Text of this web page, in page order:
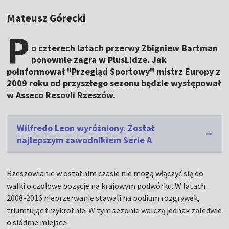
Mateusz Górecki
P o czterech latach przerwy Zbigniew Bartman
ponownie zagra w PlusLidze. Jak
poinformował "Przegląd Sportowy" mistrz Europy z
2009 roku od przyszłego sezonu będzie występował
w Asseco Resovii Rzeszów.
Wilfredo Leon wyróżniony. Został
najlepszym zawodnikiem Serie A
Rzeszowianie w ostatnim czasie nie mogą włączyć się do
walki o czołowe pozycje na krajowym podwórku. W latach
2008-2016 nieprzerwanie stawali na podium rozgrywek,
triumfując trzykrotnie. W tym sezonie walczą jednak zaledwie
o siódme miejsce.